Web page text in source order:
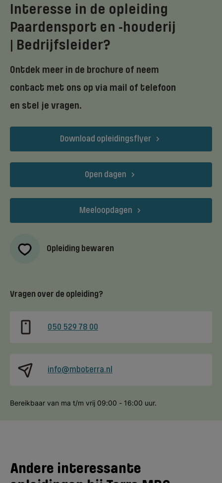
Interesse in de opleiding
Paardensport en -houderij
| Bedrijfsleider?
Ontdek meer in de brochure of neem
contact met ons op via mail of telefoon
en stel je vragen.
Download opleidingsflyer
Open dagen
Meeloopdagen
Opleiding bewaren
Vragen over de opleiding?
050 529 78 00
info@mboterra.nl
Bereikbaar van ma t/m vrij 09:00 - 16:00 uur.
Andere interessante